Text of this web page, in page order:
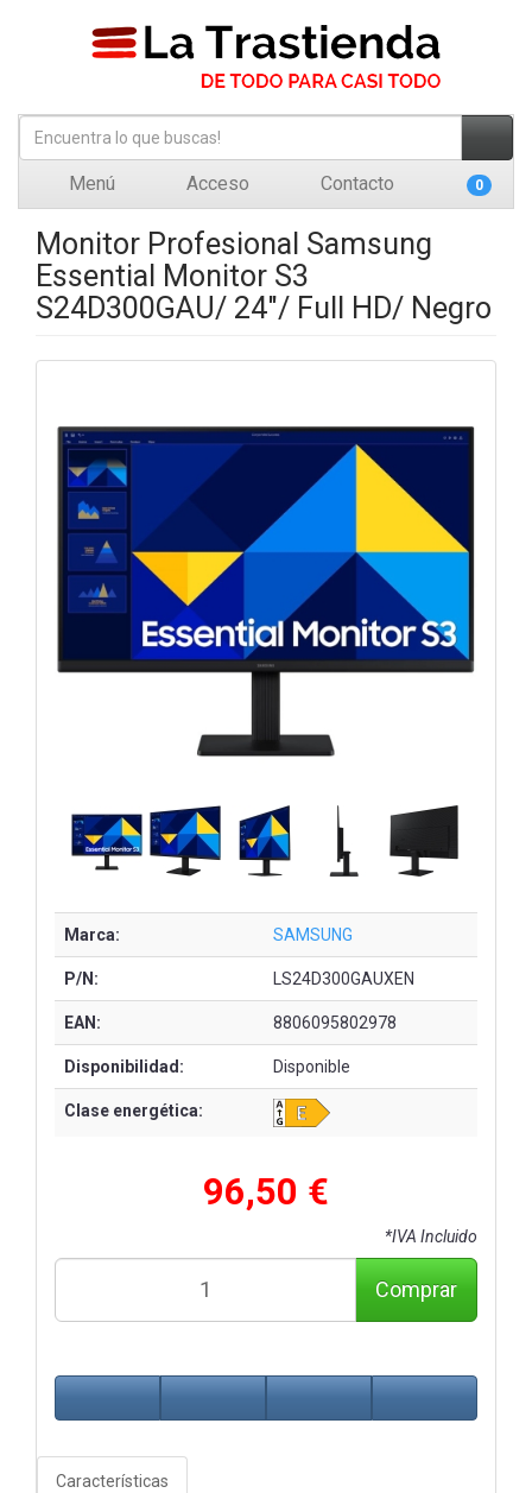
Menú Acceso Contacto 0
Monitor Profesional Samsung
Essential Monitor S3
S24D300GAU/ 24"/ Full HD/ Negro
Marca: SAMSUNG
P/N: LS24D300GAUXEN
EAN: 8806095802978
Disponibilidad: Disponible
Clase energética:
96,50 €
*IVA Incluido
Comprar
Características